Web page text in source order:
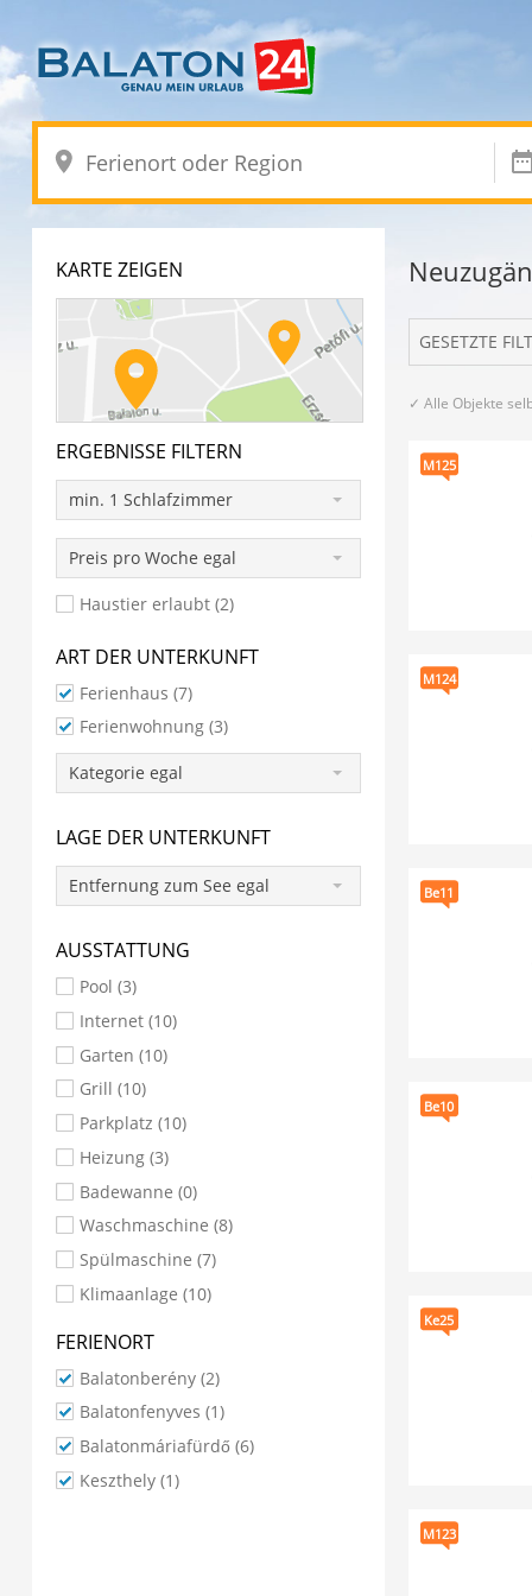
KARTE ZEIGEN
ERGEBNISSE FILTERN
min. 1 Schlafzimmer
Preis pro Woche egal
Haustier erlaubt (2)
ART DER UNTERKUNFT
Ferienhaus (7)
Ferienwohnung (3)
Kategorie egal
LAGE DER UNTERKUNFT
Entfernung zum See egal
AUSSTATTUNG
Pool (3)
Internet (10)
Garten (10)
Grill (10)
Parkplatz (10)
Heizung (3)
Badewanne (0)
Waschmaschine (8)
Spülmaschine (7)
Klimaanlage (10)
FERIENORT
Balatonberény(2)
Balatonfenyves (1)
Balatonmáriafürdő(6)
Keszthely(1)
GESETZTE
✓ Alle Objekte
M125
M124
Be11
Be10
Ke25
M123